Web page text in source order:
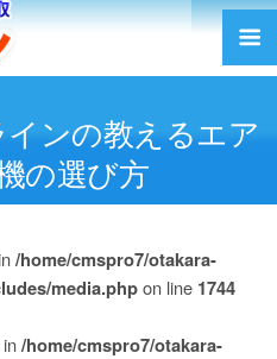
ンの教えるエア
の選び方
/home/cmspro7/otakara-
media.phpon line 1744
/home/cmspro7/otakara-